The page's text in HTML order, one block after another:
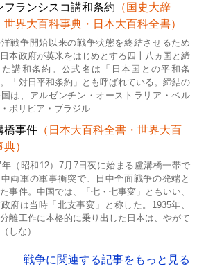
フランシスコ講和条約 （国史大辞
世界大百科事典・日本大百科全書）
戦争開始以来の戦争状態を終結させるため
本政府が英米をはじめとする四十八ヵ国と締
た講和条約。公式名は「日本国との平和条
「対日平和条約」とも呼ばれている。締結の
は、アルゼンチン・オーストラリア・ベル
ボリビア・ブラジル
橋事件 （日本大百科全書・世界大百
）
年（昭和12）7月7日夜に始まる盧溝橋一帯で
両軍の軍事衝突で、日中全面戦争の発端と
事件。中国では、「七・七事変」ともいい、
政府は当時「北支事変」と称した。1935年、
離工作に本格的に乗り出した日本は、やがて
しな）
戦争に関連する記事をもっと見る